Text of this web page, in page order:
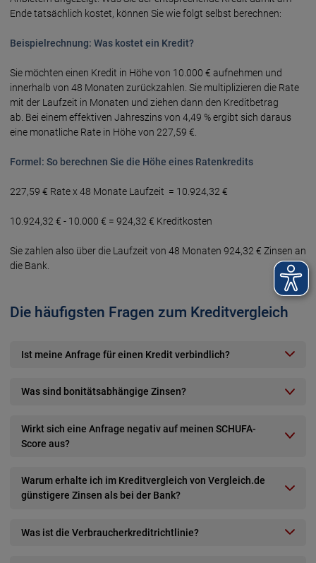
Ende tatsächlich kostet, können Sie wie folgt selbst berechnen:
Beispielrechnung: Was kostet ein Kredit?
Sie möchten einen Kredit in Höhe von 10.000 € aufnehmen und
innerhalb von 48 Monaten zurückzahlen. Sie multiplizieren die Rate
mit der Laufzeit in Monaten und ziehen dann den Kreditbetrag
ab. Bei einem effektiven Jahreszins von 4,49 % ergibt sich daraus
eine monatliche Rate in Höhe von 227,59 €.
Formel: So berechnen Sie die Höhe eines Ratenkredits
227,59 € Rate x 48 Monate Laufzeit = 10.924,32 €
10.924,32 € - 10.000 € = 924,32 € Kreditkosten
Sie zahlen also über die Laufzeit von 48 Monaten 924,32 € Zinsen an
die Bank.
Die häufigsten Fragen zum Kreditvergleich
Ist meine Anfrage für einen Kredit verbindlich?
Was sind bonitätsabhängige Zinsen?
Wirkt sich eine Anfrage negativ auf meinen SCHUFA-
Score aus?
Warum erhalte ich im Kreditvergleich von Vergleich.de
günstigere Zinsen als bei der Bank?
Was ist die Verbraucherkreditrichtlinie?